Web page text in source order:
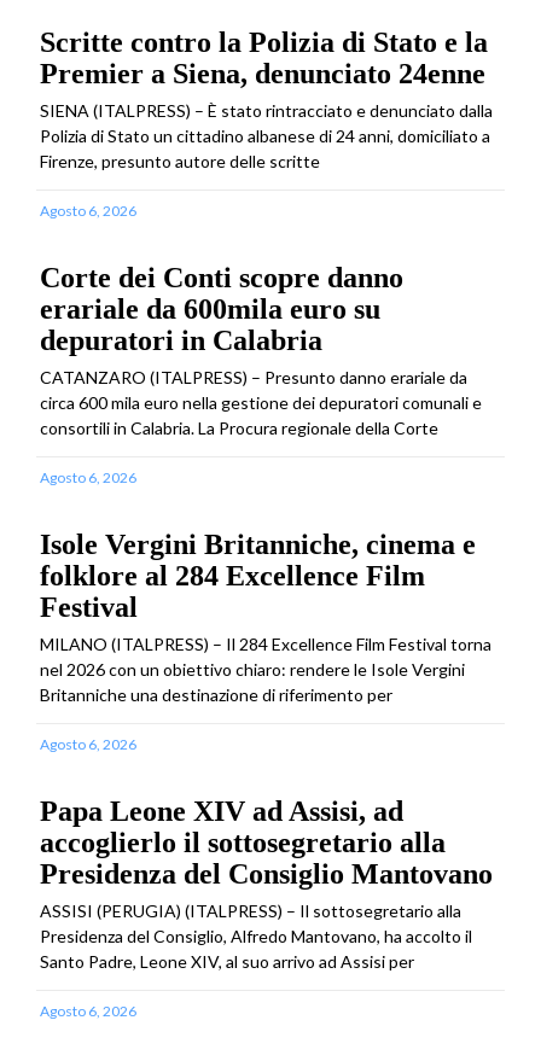
Scritte contro la Polizia di Stato e la
Premier a Siena, denunciato 24enne
SIENA (ITALPRESS) – È stato rintracciato e denunciato dalla
Polizia di Stato un cittadino albanese di 24 anni, domiciliato a
Firenze, presunto autore delle scritte
Agosto 6, 2026
Corte dei Conti scopre danno
erariale da 600mila euro su
depuratori in Calabria
CATANZARO (ITALPRESS) – Presunto danno erariale da
circa 600 mila euro nella gestione dei depuratori comunali e
consortili in Calabria. La Procura regionale della Corte
Agosto 6, 2026
Isole Vergini Britanniche, cinema e
folklore al 284 Excellence Film
Festival
MILANO (ITALPRESS) – Il 284 Excellence Film Festival torna
nel 2026 con un obiettivo chiaro: rendere le Isole Vergini
Britanniche una destinazione di riferimento per
Agosto 6, 2026
Papa Leone XIV ad Assisi, ad
accoglierlo il sottosegretario alla
Presidenza del Consiglio Mantovano
ASSISI (PERUGIA) (ITALPRESS) – Il sottosegretario alla
Presidenza del Consiglio, Alfredo Mantovano, ha accolto il
Santo Padre, Leone XIV, al suo arrivo ad Assisi per
Agosto 6, 2026